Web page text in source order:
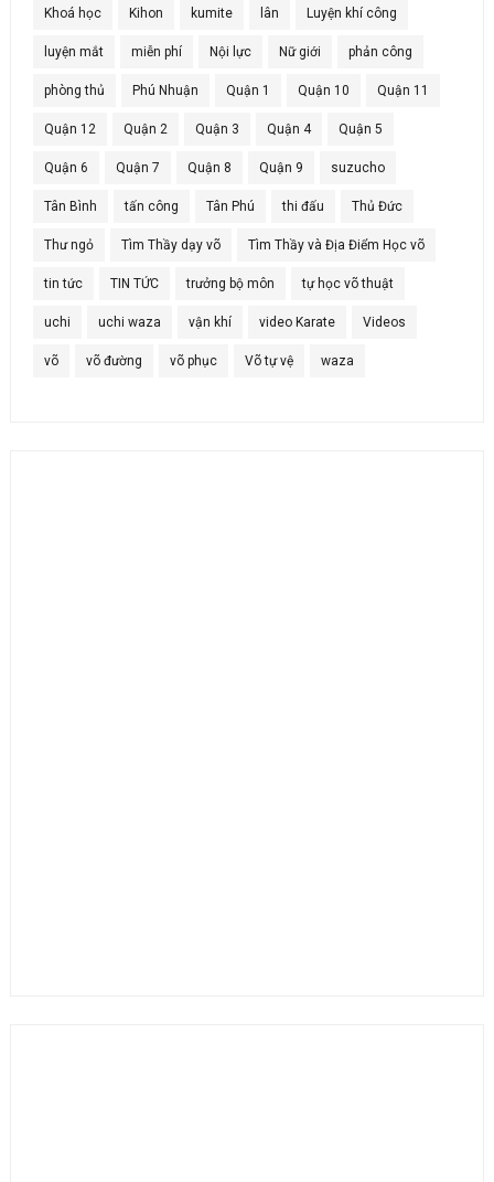
Khoá học Kihon kumite lân Luyện khí công
luyện mắt miễn phí Nội lực Nữ giới phản công
phòng thủ Phú Nhuận Quận 1 Quận 10 Quận 11
Quận 12 Quận 2 Quận 3 Quận 4 Quận 5
Quận 6 Quận 7 Quận 8 Quận 9 suzucho
Tân Bình tấn công Tân Phú thi đấu Thủ Đức
Thư ngỏ Tìm Thầy dạy võ Tìm Thầy và Địa Điểm Học võ
tin tức TIN TỨC trưởng bộ môn tự học võ thuật
uchi uchi waza vận khí video Karate Videos
võ võ đường võ phục Võ tự vệ waza